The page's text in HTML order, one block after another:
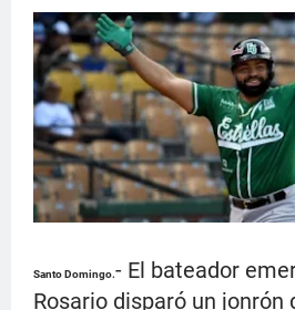
Santo Domingo.- El bateador
Rosario disparó un jonrón